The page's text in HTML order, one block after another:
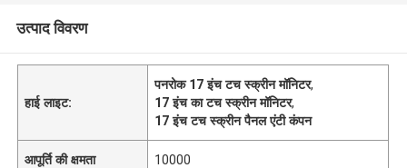
उत्पाद विवरण
हाई लाइट:
पनरोक 17 इंच टच स्क्रीन मॉनिटर,
17 इंच का टच स्क्रीन मॉनिटर,
17 इंच टच स्क्रीन पैनल एंटी कंपन
आपूर्ति की क्षमता 10000